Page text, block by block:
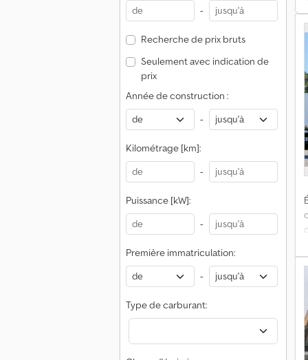
-
Recherche de prix bruts
Seulement avec indication de
prix
Année de construction :
-
Kilométrage [km]:
-
Puissance [kW]:
-
Première immatriculation:
-
Type de carburant: